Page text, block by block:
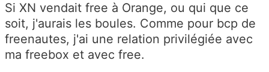
Si XN vendait free à Orange, ou qui que ce
soit, j'aurais les boules. Comme pour bcp de
freenautes, j'ai une relation privilégiée avec
ma freebox et avec free.